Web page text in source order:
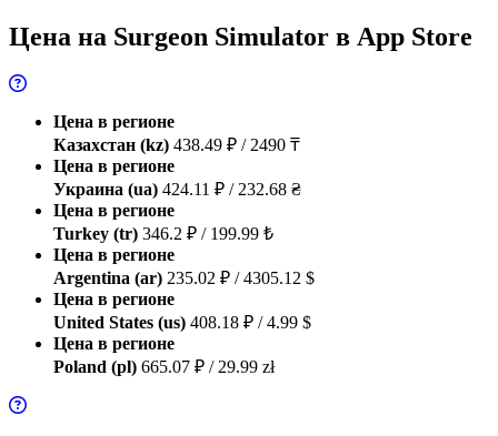
Цена на Surgeon Simulator в App Store
Цена в регионе
Казахстан (kz) 438.49 ₽ / 2490 ₸
Цена в регионе
Украина (ua) 424.11 ₽ / 232.68 ₴
Цена в регионе
Turkey (tr) 346.2 ₽ / 199.99 ₺
Цена в регионе
Argentina (ar) 235.02 ₽ / 4305.12 $
Цена в регионе
United States (us) 408.18 ₽ / 4.99 $
Цена в регионе
Poland (pl) 665.07 ₽ / 29.99 zł